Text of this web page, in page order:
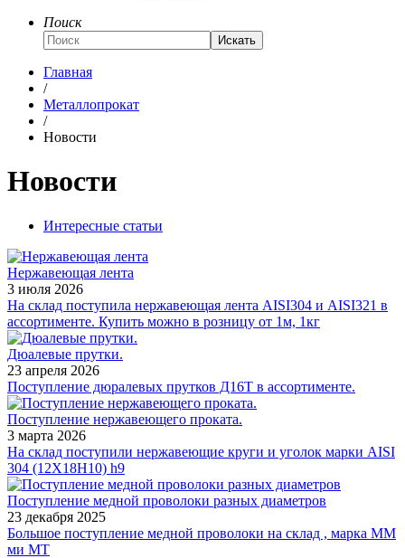
Поиск
Искать
Главная
/
Металлопрокат
/
Новости
Новости
Интересные статьи
Нержавеющая лента
3 июля 2026
На склад поступила нержавеющая лента AISI304 и AISI321 в
ассортименте. Купить можно в розницу от 1м, 1кг
Дюалевые прутки.
23 апреля 2026
Поступление дюралевых прутков Д16Т в ассортименте.
Поступление нержавеющего проката.
3 марта 2026
На склад поступили нержавеющие круги и уголок марки AISI
304 (12Х18Н10) h9
Поступление медной проволоки разных диаметров
23 декабря 2025
Большое поступление медной проволоки на склад , марка ММ
ми МТ